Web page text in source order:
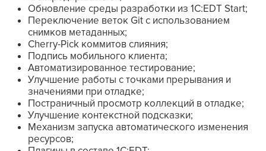
Обновление среды разработки из 1C:EDT Start;
Переключение веток Git с использованием
снимков метаданных;
Cherry-Pick коммитов слияния;
Подпись мобильного клиента;
Автоматизированное тестирование;
Улучшение работы с точками прерывания и
значениями при отладке;
Постраничный просмотр коллекций в отладке;
Улучшение контекстной подсказки;
Механизм запуска автоматического изменения
ресурсов;